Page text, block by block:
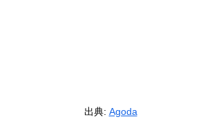
出典: Agoda